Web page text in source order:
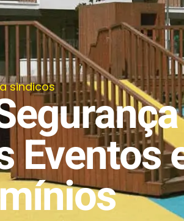
sindicos
Eventos